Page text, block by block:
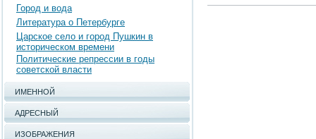
Город и вода
Литература о Петербурге
Царское село и город Пушкин в
историческом времени
Политические репрессии в годы
советской власти
ИМЕННОЙ
АДРЕСНЫЙ
ИЗОБРАЖЕНИЯ